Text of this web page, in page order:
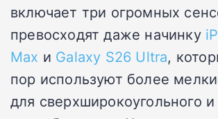
включает три огромных
превосходят даже начинку
Max и Galaxy S26 Ultra,
пор используют более
для сверхширокоугольного и